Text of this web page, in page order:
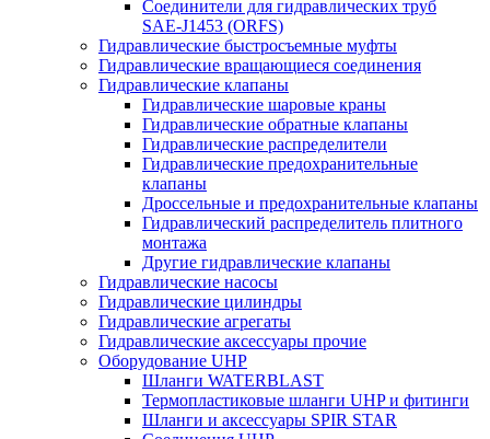
Соединители для гидравлических труб
SAE-J1453 (ORFS)
Гидравлические быстросъемные муфты
Гидравлические вращающиеся соединения
Гидравлические клапаны
Гидравлические шаровые краны
Гидравлические обратные клапаны
Гидравлические распределители
Гидравлические предохранительные
клапаны
Дроссельные и предохранительные клапаны
Гидравлический распределитель плитного
монтажа
Другие гидравлические клапаны
Гидравлические насосы
Гидравлические цилиндры
Гидравлические агрегаты
Гидравлические аксессуары прочие
Оборудование UHP
Шланги WATERBLAST
Термопластиковые шланги UHP и фитинги
Шланги и аксессуары SPIR STAR